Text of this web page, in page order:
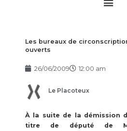
Les bureaux de
ouverts
26/06/2009 12:00 am
Le Placoteux
À la suite de la démission
titre de député de